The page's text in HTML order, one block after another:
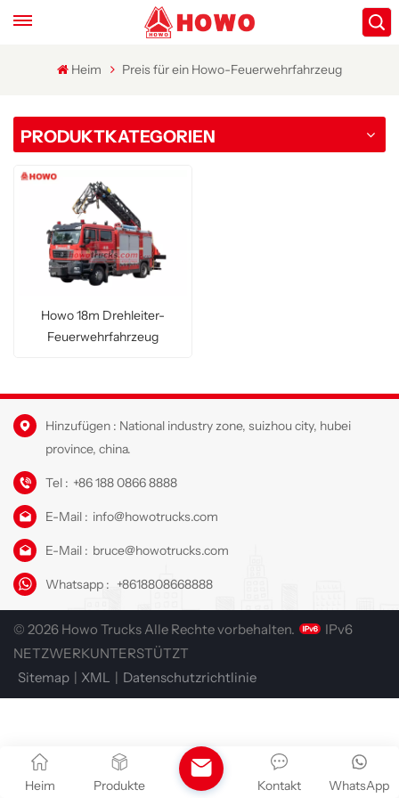
Heim Preis für ein Howo-Feuerwehrfahrzeug
PRODUKTKATEGORIEN
Howo 18m Drehleiter-
Feuerwehrfahrzeug
Hinzufügen : National industry zone, suizhou city, hubei
province, china.
Tel : +86 188 0866 8888
E-Mail : info@howotrucks.com
E-Mail : bruce@howotrucks.com
Whatsapp : +8618808668888
© 2026 Howo Trucks Alle Rechte vorbehalten.
IPv6
NETZWERKUNTERSTÜTZT
Sitemap | XML | Datenschutzrichtlinie
Heim Produkte WhatsApp
Kontakt